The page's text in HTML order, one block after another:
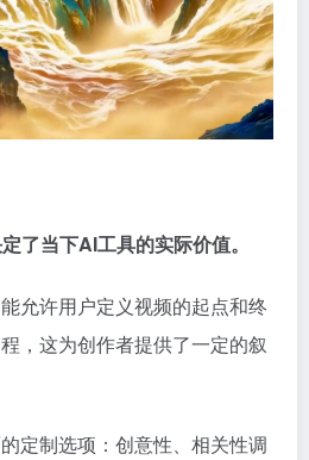
了当下AI工具的实际价值。
允许用户定义视频的起点和终
，这为创作者提供了一定的叙
定制选项：创意性、相关性调